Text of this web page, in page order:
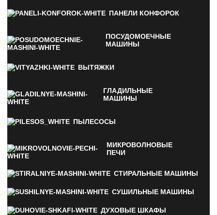
ПАНЕЛИ КОНФОРОК
ПОСУДОМОЕЧНЫЕ
МАШИНЫ
ВЫТЯЖКИ
ГЛАДИЛЬНЫЕ
МАШИНЫ
ПЫЛЕСОСЫ
МИКРОВОЛНОВЫЕ
ПЕЧИ
СТИРАЛЬНЫЕ МАШИНЫ
СУШИЛЬНЫЕ МАШИНЫ
ДУХОВЫЕ ШКАФЫ